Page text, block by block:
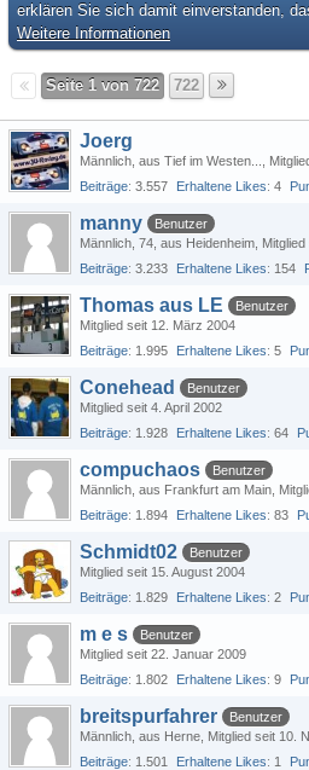
erklären Sie sich damit einverstanden,
Weitere Informationen
Seite 1 von 722 722
Joerg
Männlich aus Tief im Westen...
Beiträge 3.557 Erhaltene Likes 4
manny
Benutzer
Männlich 74 aus Heidenheim
Beiträge 3.233 Erhaltene Likes 154
Thomas aus LE
Benutzer
Mitglied seit 12. März 2004
Beiträge 1.995 Erhaltene Likes 5
Conehead
Benutzer
Mitglied seit 4. April 2002
Beiträge 1.928 Erhaltene Likes 64
compuchaos
Benutzer
Männlich aus Frankfurt am Main
Beiträge 1.894 Erhaltene Likes 83
Schmidt02
Benutzer
Mitglied seit 15. August 2004
Beiträge 1.829 Erhaltene Likes 2
m e s
Benutzer
Mitglied seit 22. Januar 2009
Beiträge 1.802 Erhaltene Likes 9
breitspurfahrer
Benutzer
Männlich aus Herne Mitglied seit 10.
Beiträge 1.501 Erhaltene Likes 1